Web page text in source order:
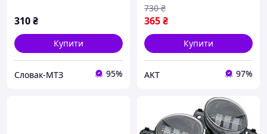
310₴
Купити
Словак-МТЗ 95%
365₴
730 ₴
Купити
AKT 97%